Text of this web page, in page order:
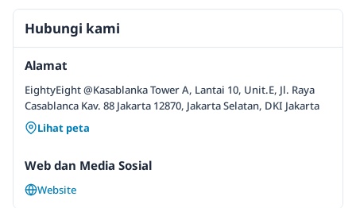
Hubungi kami
Alamat
EightyEight @Kasablanka Tower A, Lantai 10, Unit.E, Jl. Raya
Casablanca Kav. 88 Jakarta 12870, Jakarta Selatan, DKI Jakarta
Lihat peta
Web dan Media Sosial
Website